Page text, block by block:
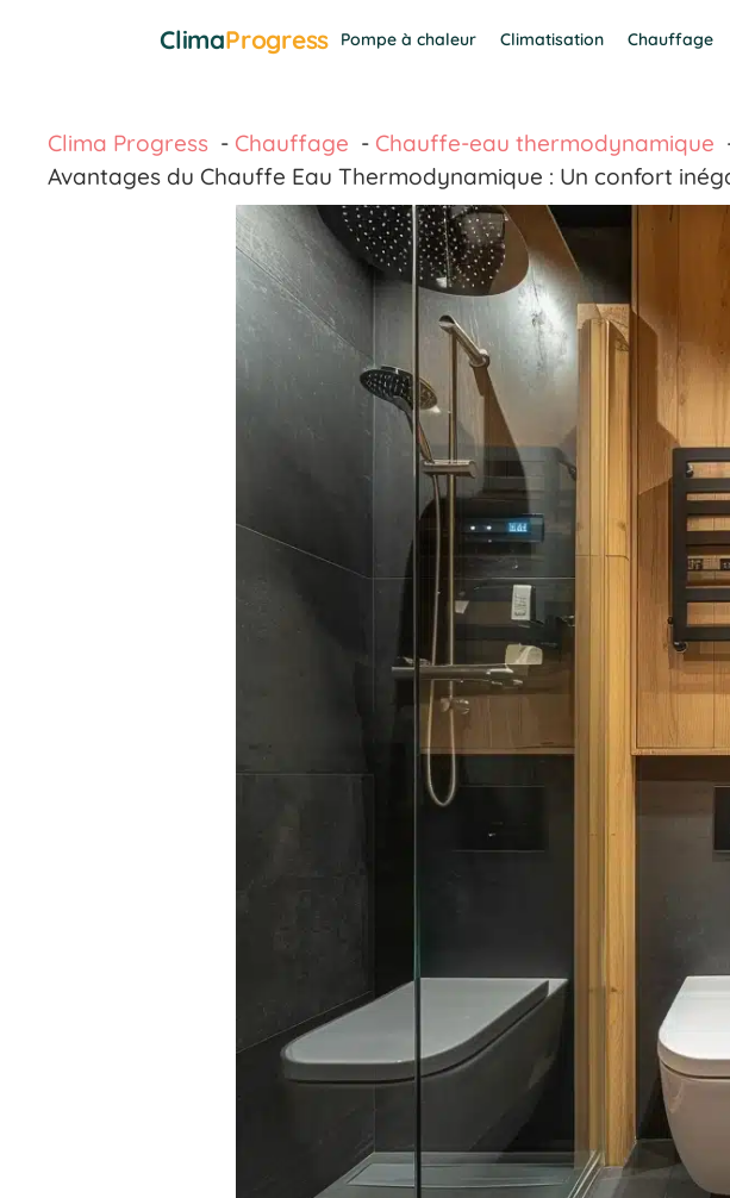
ClimaProgress Pompe à chaleur Climatisation Chauffage
Clima Progress Chauffage
Chauffe-eau thermodynamique
Avantages du Chauffe Eau Thermodynamique : Un confort